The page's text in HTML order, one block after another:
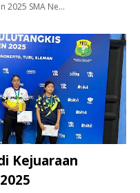
2025 SMA Ne…
Kejuaraan